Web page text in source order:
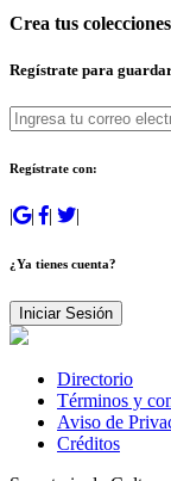
Crea tus colecciones
Regístrate para
Regístrate con:
| | | |
¿Ya tienes cuenta?
Iniciar Sesión
Directorio
Términos y
Aviso de
Créditos